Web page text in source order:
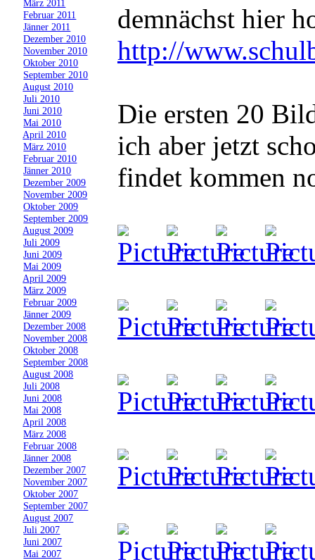
»März 2011
»Februar 2011
»Jänner 2011
»Dezember 2010
»November 2010
»Oktober 2010
September 2010
August 2010
»Juli 2010
»Juni 2010
»Mai 2010
April 2010
»März 2010
»Februar 2010
»Jänner 2010
»Dezember 2009
»November 2009
»Oktober 2009
September 2009
August 2009
»Juli 2009
»Juni 2009
»Mai 2009
April 2009
»März 2009
»Februar 2009
»Jänner 2009
»Dezember 2008
»November 2008
»Oktober 2008
September 2008
August 2008
»Juli 2008
»Juni 2008
»Mai 2008
April 2008
»März 2008
»Februar 2008
»Jänner 2008
»Dezember 2007
»November 2007
»Oktober 2007
September 2007
August 2007
»Juli 2007
»Juni 2007
»Mai 2007
demnächst hier
http://
Die ersten 20
ich aber jetzt
findet kommen